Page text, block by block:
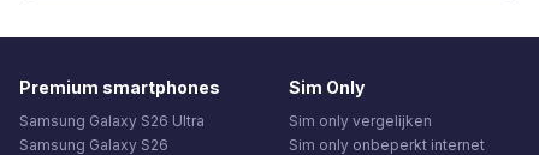
Premium smartphones
Samsung Galaxy S26 Ultra
Samsung Galaxy S26
Sim Only
Sim only vergelijken
Sim only onbeperkt internet